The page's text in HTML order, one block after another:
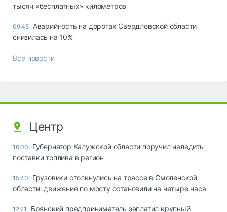
тысяч «бесплатных» километров
09:45 Аварийность на дорогах Свердловской области
снизилась на 10%
Все новости
Центр
16:00
Губернатор Калужской области поручил наладить
поставки топлива в регион
15:40
Грузовики столкнулись на трассе в Смоленской
области: движение по мосту остановили на четыре часа
12:21
Брянский предприниматель заплатил крупный